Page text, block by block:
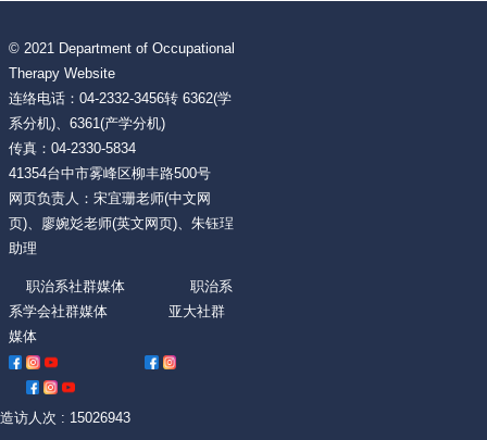
© 2021 Department of Occupational
Therapy Website
连络电话：04-2332-3456转 6362(学
系分机)、6361(产学分机)
传真：04-2330-5834
41354台中市雾峰区柳丰路500号
网页负责人：宋宜珊老师(中文网
页)、廖婉彣老师(英文网页)、朱钰珵
助理
职治系社群媒体 职治系
系学会社群媒体 亚大社群
媒体
造访人次 : 15026943